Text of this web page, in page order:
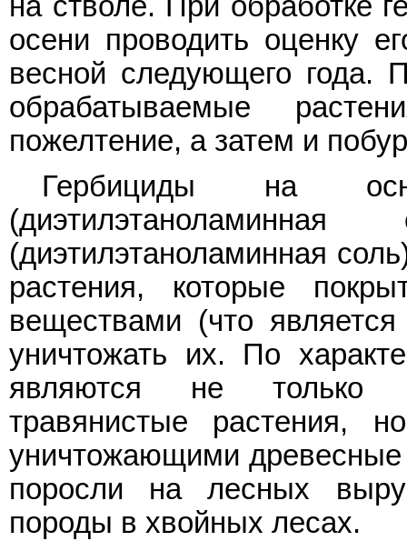
осени проводить оценку
весной следующего года.
обрабатываемые
пожелтение, а затем и
Гербициды на
(диэтилэтаноламинная
растения, которые
веществами (что
уничтожать их. По
являются не только
травянистые растения,
уничтожающими древесные
поросли на лесных
породы в хвойных лесах.